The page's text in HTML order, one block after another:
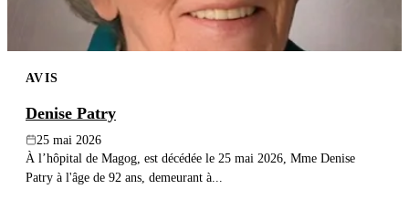
AVIS
Denise Patry
25 mai 2026
À l’hôpital de Magog, est décédée le 25 mai 2026, Mme Denise
Patry à l'âge de 92 ans, demeurant à...